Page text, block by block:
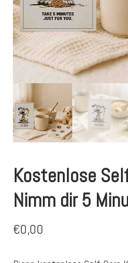
Kostenlose
Nimm dir 5
€0,00